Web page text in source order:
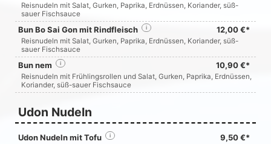
Reisnudeln mit Salat, Gurken, Paprika, Erdnüssen, Koriander, süß-
sauer Fischsauce
Bun Bo Sai Gon mit Rindfleisch 12,00 €*
i
Reisnudeln mit Salat, Gurken, Paprika, Erdnüssen, Koriander, süß-
sauer Fischsauce
Bun nem 10,90 €*
i
Reisnudeln mit Frühlingsrollen und Salat, Gurken, Paprika, Erdnüssen,
Koriander, süß-sauer Fischsauce
Udon Nudeln
Udon Nudeln mit Tofu 9,50 €*
i